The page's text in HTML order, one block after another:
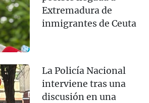
Extremadura de
inmigrantes de Ceuta
La Policía Nacional
interviene tras una
discusión en una